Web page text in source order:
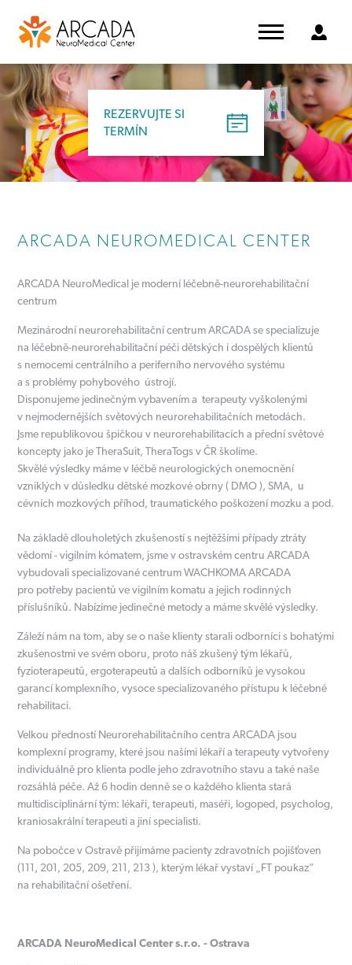
REZERVUJTE SI
TERMÍN
ARCADA NEUROMEDICAL CENTER
ARCADA NeuroMedical je moderní léčebně-neurorehabilitační
centrum
Mezinárodní neurorehabilitační centrum ARCADA se specializuje
na léčebně-neurorehabilitační péči dětských i dospělých klientů
s nemocemi centrálního a periferního nervového systému
a s problémy pohybového ústrojí.
Disponujeme jedinečným vybavením a terapeuty vyškolenými
v nejmodernějších světových neurorehabilitačních metodách.
Jsme republikovou špičkou v neurorehabilitacích a přední světové
koncepty jako je TheraSuit, TheraTogs v ČR školíme.
Skvělé výsledky máme v léčbě neurologických onemocnění
vzniklých v důsledku dětské mozkové obrny ( DMO ), SMA, u
cévních mozkových příhod, traumatického poškození mozku a pod.
Na základě dlouholetých zkušeností s nejtěžšími případy ztráty
vědomí - vigilním kómatem, jsme v ostravském centru ARCADA
vybudovali specializované centrum WACHKOMA ARCADA
pro potřeby pacientů ve vigilním komatu a jejich rodinných
příslušníků. Nabízíme jedinečné metody a máme skvělé výsledky.
Záleží nám na tom, aby se o naše klienty starali odborníci s bohatými
zkušenostmi ve svém oboru, proto náš zkušený tým lékařů,
fyzioterapeutů, ergoterapeutů a dalších odborníků je vysokou
garancí komplexního, vysoce specializovaného přístupu k léčebné
rehabilitaci.
Velkou předností Neurorehabilitačního centra ARCADA jsou
komplexní programy, které jsou našími lékaří a terapeuty vytvořeny
individuálně pro klienta podle jeho zdravotního stavu a také naše
rozsáhlá péče. Až 6 hodin denně se o každého klienta stará
multidisciplinární tým: lékaři, terapeuti, maséři, logoped, psycholog,
kraniosakrální terapeuti a jiní specialisti.
Na pobočce v Ostravě přijímáme pacienty zdravotních pojišťoven
(111, 201, 205, 209, 211, 213 ), kterým lékař vystaví „FT poukaz”
na rehabilitační ošetření.
ARCADA NeuroMedical Center s.r.o. - Ostrava